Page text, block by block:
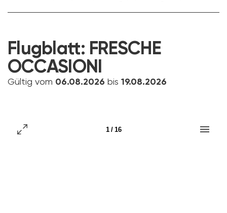
Flugblatt: FRESCHE
OCCASIONI
Gültig vom 06.08.2026 bis 19.08.2026